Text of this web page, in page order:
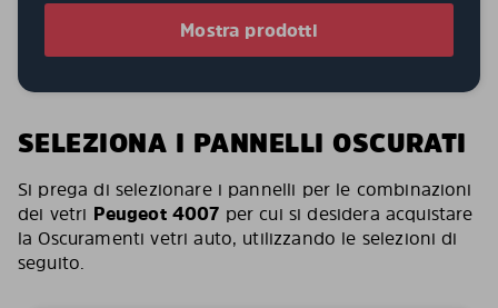
Mostra prodotti
SELEZIONA I PANNELLI OSCURATI
Si prega di selezionare i pannelli per le combinazioni
dei vetri Peugeot 4007 per cui si desidera acquistare
la Oscuramenti vetri auto, utilizzando le selezioni di
seguito.